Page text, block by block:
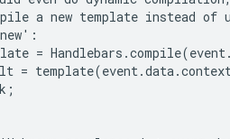
a new template instead of
=
=